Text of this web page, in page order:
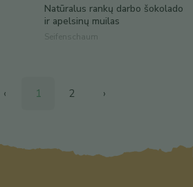
Natūralus rankų darbo šokolado
ir apelsinų muilas
Seifenschaum
‹ 1 2 ›